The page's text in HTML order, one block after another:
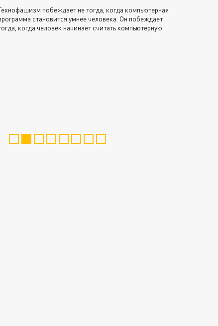
побеждает не тогда, когда компьютерная
становится умнее человека. Он побеждает
когда человек начинает считать компьютерную